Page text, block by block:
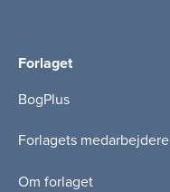
Forlaget
BogPlus
Forlagets medarbejdere
Om forlaget